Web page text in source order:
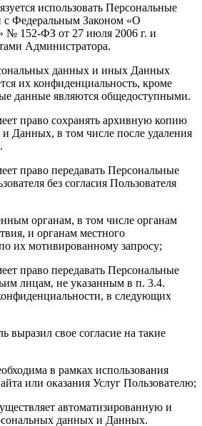
использовать Персональные
с Федеральным Законом «О
№ 152-ФЗ от 27 июля 2006 г. и
Администратора.
данных и иных Данных
их конфиденциальность, кроме
данные являются общедоступными.
право сохранять архивную копию
Данных, в том числе после удаления
право передавать Персональные
без согласия Пользователя
органам, в том числе органам
и органам местного
их мотивированному запросу;
право передавать Персональные
лицам, не указанным в п. 3.4.
в следующих
выразил свое согласие на такие
в рамках использования
или оказания Услуг Пользователю;
автоматизированную и
данных и Данных.